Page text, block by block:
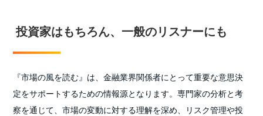
投資家はもちろん、一般のリスナーにも
『市場の風を読む』は、金融業界関係者にとって重要な意思決
定をサポートするための情報源となります。専門家の分析と考
察を通じて、市場の変動に対する理解を深め、リスク管理や投